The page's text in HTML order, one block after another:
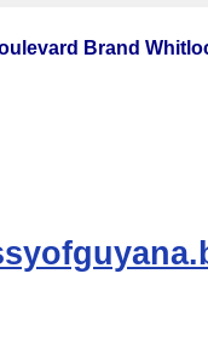
Brand